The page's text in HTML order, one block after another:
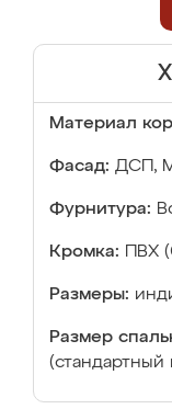
Материал
Фасад: ДСП,
Фурнитура:
Кромка: ПВХ
Размеры:
Размер
(стандартный